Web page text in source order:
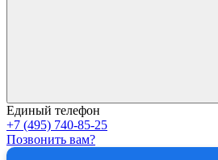
Единый телефон
+7 (495) 740-85-25
Позвонить вам?